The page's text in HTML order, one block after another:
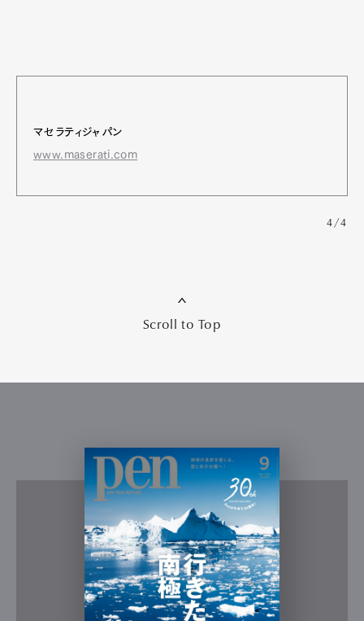
マセラティジャパン
www.maserati.com
4/4
Scroll to Top